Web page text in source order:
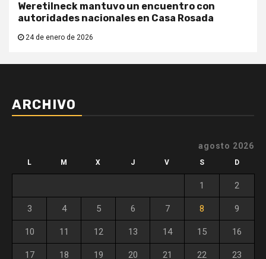
Weretilneck mantuvo un encuentro con
autoridades nacionales en Casa Rosada
24 de enero de 2026
ARCHIVO
agosto 2026
L M X J V S D
1 2
3 4 5 6 7 8 9
10 11 12 13 14 15 16
17 18 19 20 21 22 23